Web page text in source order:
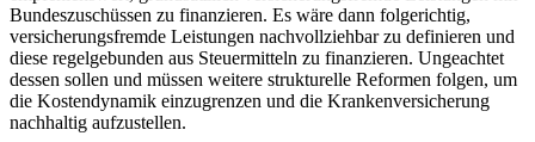
Bundeszuschüssen zu finanzieren. Es wäre dann folgerichtig,
versicherungsfremde Leistungen nachvollziehbar zu definieren und
diese regelgebunden aus Steuermitteln zu finanzieren. Ungeachtet
dessen sollen und müssen weitere strukturelle Reformen folgen, um
die Kostendynamik einzugrenzen und die Krankenversicherung
nachhaltig aufzustellen.